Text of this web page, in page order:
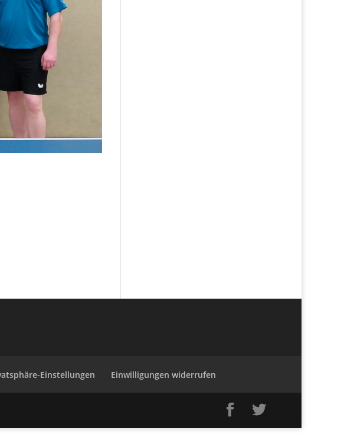
Einstellungen Einwilligungen widerrufen